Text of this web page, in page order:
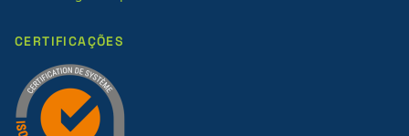
CERTIFICAÇÕES